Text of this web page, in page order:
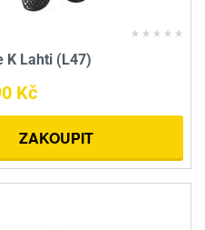
K Lahti (L47)
Kč
ZAKOUPIT